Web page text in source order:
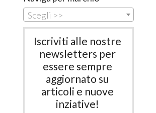
Scegli >>
Iscriviti alle nostre
newsletters per
essere sempre
aggiornato su
articoli e nuove
inziative!